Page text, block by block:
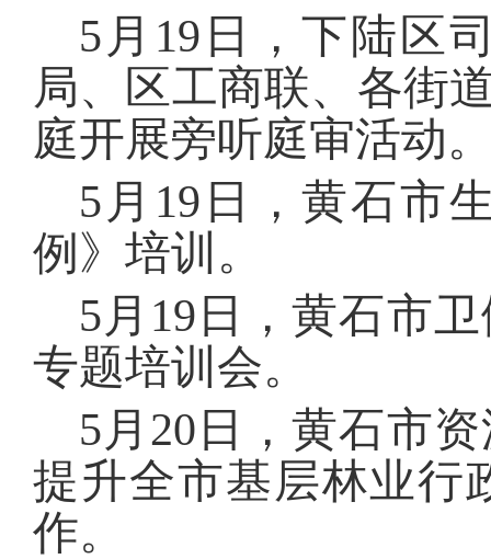
5月19日，下陆区
局、区工商联、各街
庭开展旁听庭审活动
5月19日，黄石市
例》培训。
5月19日，黄石市
专题培训会。
5月20日，黄石市
提升全市基层林业行
作。